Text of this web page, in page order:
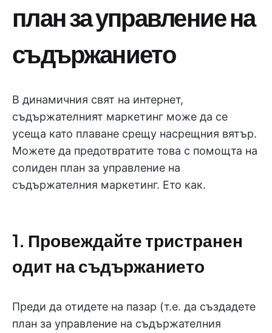
план за управление на
съдържанието
В динамичния свят на интернет,
съдържателният маркетинг може да се
усеща като плаване срещу насрещния вятър.
Можете да предотвратите това с помощта на
солиден план за управление на
съдържателния маркетинг. Ето как.
1. Провеждайте тристранен
одит на съдържанието
Преди да отидете на пазар (т.е. да създадете
план за управление на съдържателния